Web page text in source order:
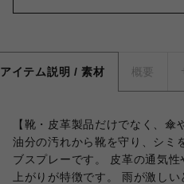
アイテム説明 / 素材 概要
【靴・皮革製品だけでなく、
油分の汚れから靴を守り、シミ
ブスプレーです。 皮革の通気
上がりが特徴です。 雨が激し